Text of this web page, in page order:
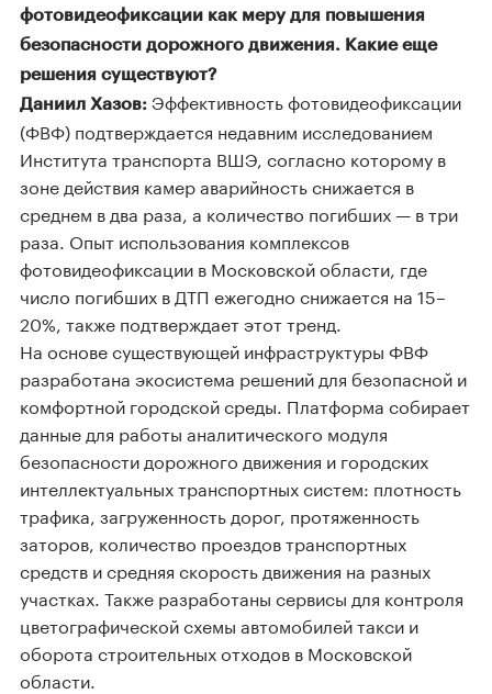
фотовидеофиксации как меру для повышения
безопасности дорожного движения. Какие еще
решения существуют?
Даниил Хазов: Эффективность фотовидеофиксации
(ФВФ) подтверждается недавним исследованием
Института транспорта ВШЭ, согласно которому в
зоне действия камер аварийность снижается в
среднем в два раза, а количество погибших — в три
раза. Опыт использования комплексов
фотовидеофиксации в Московской области, где
число погибших в ДТП ежегодно снижается на 15–
20%, также подтверждает этот тренд.
На основе существующей инфраструктуры ФВФ
разработана экосистема решений для безопасной и
комфортной городской среды. Платформа собирает
данные для работы аналитического модуля
безопасности дорожного движения и городских
интеллектуальных транспортных систем: плотность
трафика, загруженность дорог, протяженность
заторов, количество проездов транспортных
средств и средняя скорость движения на разных
участках. Также разработаны сервисы для контроля
цветографической схемы автомобилей такси и
оборота строительных отходов в Московской
области.